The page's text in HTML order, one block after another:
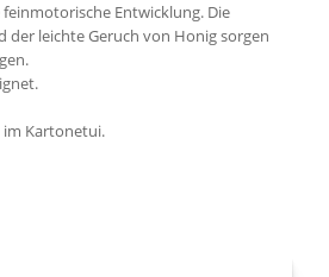
Entwicklung. Die
der leichte Geruch von Honig sorgen
im Kartonetui.